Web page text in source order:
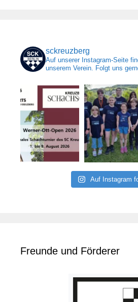
sckreuzberg
Auf unserer Instagram-Seite
unserem Verein. Folgt uns
Auf Instagram
Freunde und Förderer